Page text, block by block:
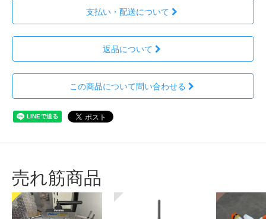
支払い・配送について
返品について
この商品について問い合わせる
売れ筋商品